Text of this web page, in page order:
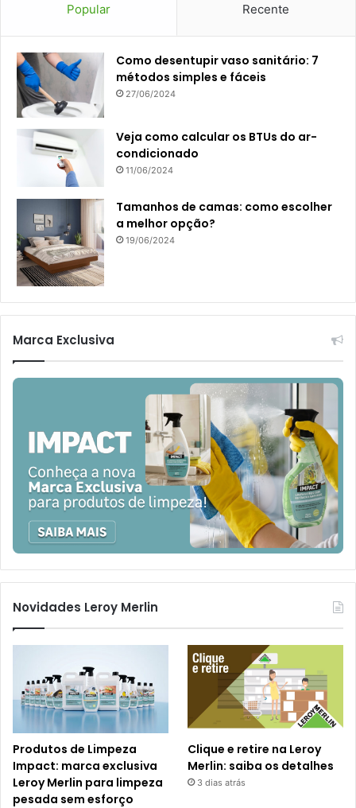
Popular Recente
Como desentupir vaso sanitário: 7
métodos simples e fáceis
27/06/2024
Veja como calcular os BTUs do ar-
condicionado
11/06/2024
Tamanhos de camas: como escolher
a melhor opção?
19/06/2024
Marca Exclusiva
Novidades Leroy Merlin
Produtos de Limpeza
Impact: marca exclusiva
Leroy Merlin para limpeza
pesada sem esforço
Clique e retire na Leroy
Merlin: saiba os detalhes
3 dias atrás